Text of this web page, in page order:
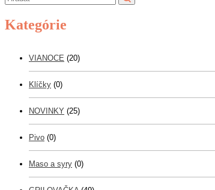
Kategórie
VIANOCE (20)
Klíčky (0)
NOVINKY (25)
Pivo (0)
Maso a syry (0)